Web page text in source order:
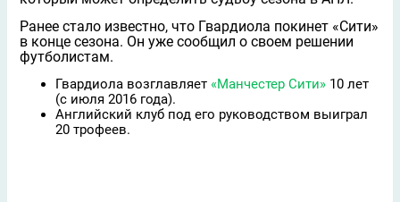
Ранее стало известно, что Гвардиола покинет «Сити»
в конце сезона. Он уже сообщил о своем решении
футболистам.
Гвардиола возглавляет «Манчестер Сити» 10 лет
(с июля 2016 года).
Английский клуб под его руководством выиграл
20 трофеев.